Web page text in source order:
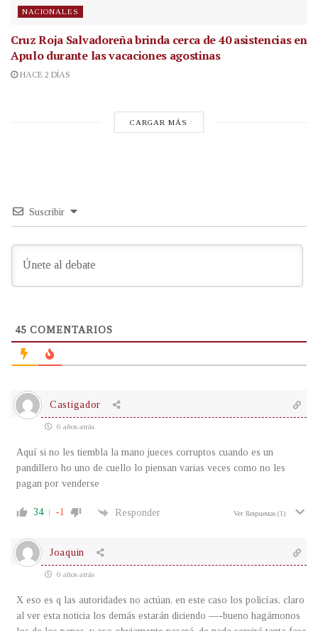
NACIONALES
Cruz Roja Salvadoreña brinda cerca de 40 asistencias en
Apulo durante las vacaciones agostinas
HACE 2 DÍAS
CARGAR MÁS
Suscribir
45 COMENTARIOS
Castigador
6 años atrás
Aquí si no les tiembla la mano jueces corruptos cuando es un
pandillero ho uno de cuello lo piensan varias veces como no les
pagan por venderse
34 -1 Responder Ver Respuestas (1)
Joaquin
6 años atrás
X eso es q las autoridades no actúan, en este caso los policías, claro
al ver esta noticia los demás estarán diciendo —-bueno hagámonos